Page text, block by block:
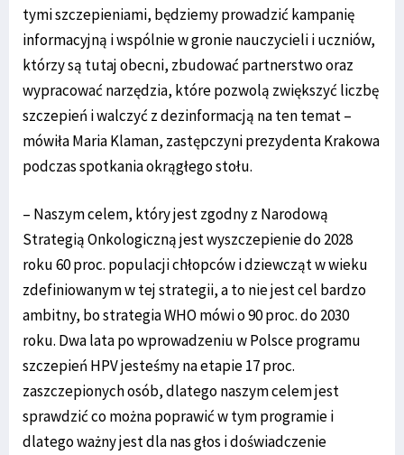
tymi szczepieniami, będziemy prowadzić kampanię
informacyjną i wspólnie w gronie nauczycieli i uczniów,
którzy są tutaj obecni, zbudować partnerstwo oraz
wypracować narzędzia, które pozwolą zwiększyć liczbę
szczepień i walczyć z dezinformacją na ten temat –
mówiła Maria Klaman, zastępczyni prezydenta Krakowa
podczas spotkania okrągłego stołu.
– Naszym celem, który jest zgodny z Narodową
Strategią Onkologiczną jest wyszczepienie do 2028
roku 60 proc. populacji chłopców i dziewcząt w wieku
zdefiniowanym w tej strategii, a to nie jest cel bardzo
ambitny, bo strategia WHO mówi o 90 proc. do 2030
roku. Dwa lata po wprowadzeniu w Polsce programu
szczepień HPV jesteśmy na etapie 17 proc.
zaszczepionych osób, dlatego naszym celem jest
sprawdzić co można poprawić w tym programie i
dlatego ważny jest dla nas głos i doświadczenie